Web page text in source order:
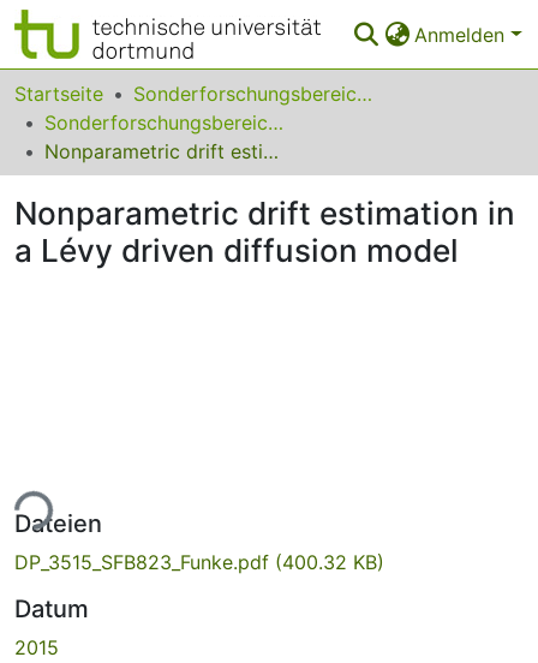
Anmelden
Bereiche & Sammlungen
Das gesamte Repositorium
FAQ
Startseite
Sonderforschungsbereiche
Sonderforschungsbereich (SFB) 823
Nonparametric drift estimation in a Lévy driven diffusion model
Nonparametric drift estimation in
a Lévy driven diffusion model
Dateien
DP_3515_SFB823_Funke.pdf (400.32 KB)
Datum
2015